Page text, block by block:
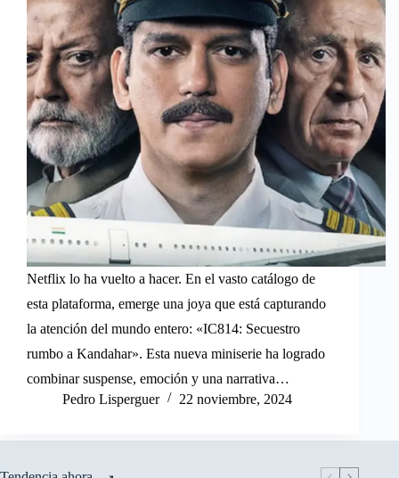
Netflix lo ha vuelto a hacer. En el vasto catálogo de
esta plataforma, emerge una joya que está capturando
la atención del mundo entero: «IC814: Secuestro
rumbo a Kandahar». Esta nueva miniserie ha logrado
combinar suspense, emoción y una narrativa…
Pedro Lisperguer
22 noviembre, 2024